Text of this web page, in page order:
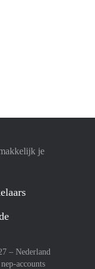
je
– Nederland
accounts